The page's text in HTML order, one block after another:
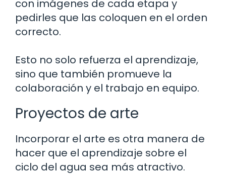
con imágenes de cada etapa y
pedirles que las coloquen en el orden
correcto.
Esto no solo refuerza el aprendizaje,
sino que también promueve la
colaboración y el trabajo en equipo.
Proyectos de arte
Incorporar el arte es otra manera de
hacer que el aprendizaje sobre el
ciclo del agua sea más atractivo.